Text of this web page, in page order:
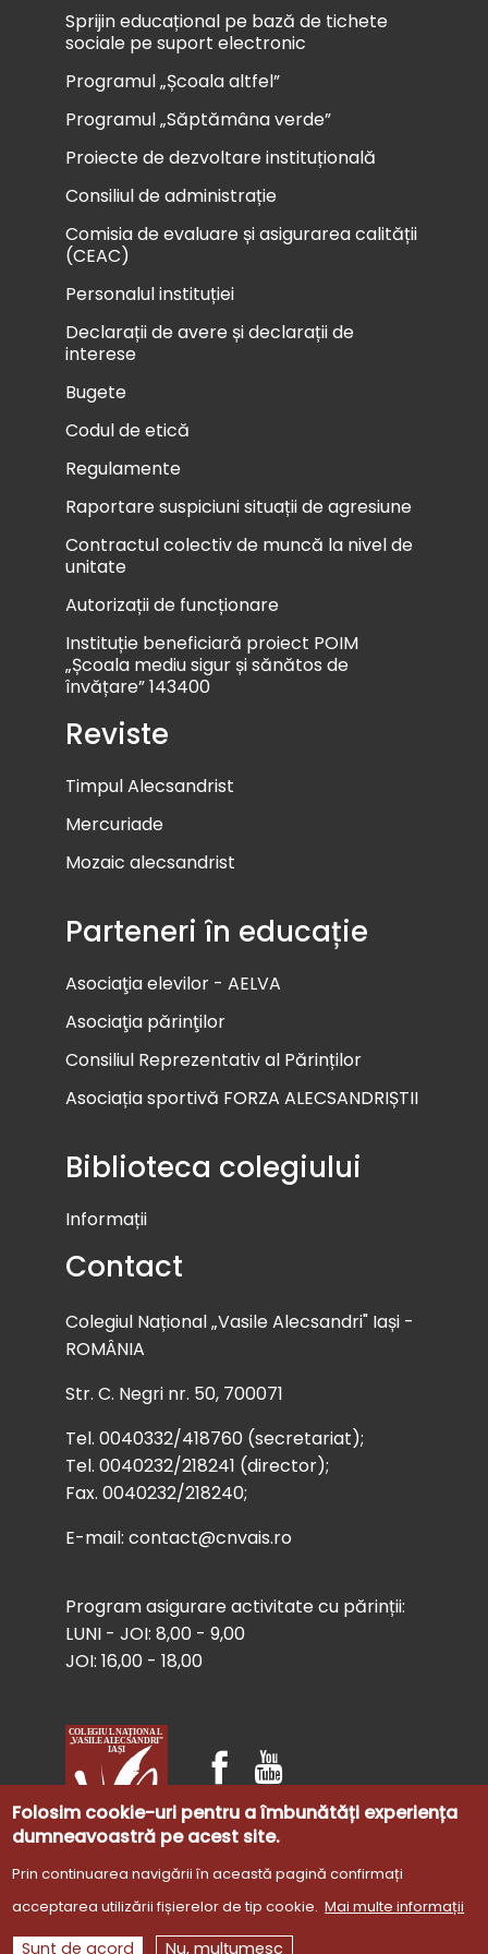
Sprijin educațional pe bază de tichete
sociale pe suport electronic
Programul „Școala altfel”
Programul „Săptămâna verde”
Proiecte de dezvoltare instituțională
Consiliul de administrație
Comisia de evaluare și asigurarea calității
(CEAC)
Personalul instituției
Declarații de avere și declarații de
interese
Bugete
Codul de etică
Regulamente
Raportare suspiciuni situații de agresiune
Contractul colectiv de muncă la nivel de
unitate
Autorizații de funcționare
Instituție beneficiară proiect POIM
„Școala mediu sigur și sănătos de
învățare” 143400
Reviste
Timpul Alecsandrist
Mercuriade
Mozaic alecsandrist
Parteneri în educație
Asociaţia elevilor - AELVA
Asociaţia părinţilor
Consiliul Reprezentativ al Părinților
Asociația sportivă FORZA ALECSANDRIȘTII
Biblioteca colegiului
Informații
Contact
Colegiul Național „Vasile Alecsandri" Iași -
ROMÂNIA
Str. C. Negri nr. 50, 700071
Tel. 0040332/418760 (secretariat);
Tel. 0040232/218241 (director);
Fax. 0040232/218240;
E-mail: contact@cnvais.ro
Program asigurare activitate cu părinții:
LUNI - JOI: 8,00 - 9,00
JOI: 16,00 - 18,00
Site dezvoltat deGabriela Cătălina Cojocaru
Folosim cookie-uri pentru a îmbunătăți experiența
dumneavoastră pe acest site.
Prin continuarea navigării în această pagină confirmați
acceptarea utilizării fișierelor de tip cookie. Mai multe informații
Sunt de acord Nu, mulțumesc